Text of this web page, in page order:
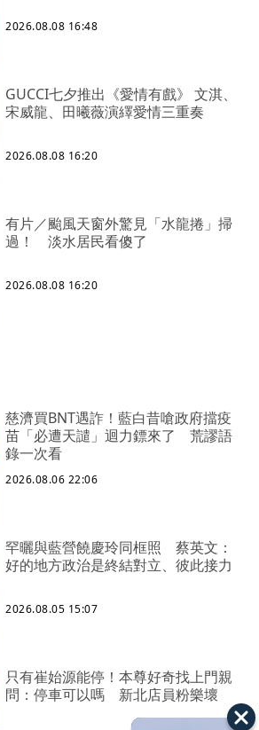
2026.08.08 16:48
GUCCI七夕推出《愛情有戲》 文淇、
宋威龍、田曦薇演繹愛情三重奏
2026.08.08 16:20
有片／颱風天窗外驚見「水龍捲」掃
過！ 淡水居民看傻了
2026.08.08 16:20
慈濟買BNT遇詐！藍白昔嗆政府擋疫
苗「必遭天譴」迴力鏢來了 荒謬語
錄一次看
2026.08.06 22:06
罕曬與藍營饒慶玲同框照 蔡英文：
好的地方政治是終結對立、彼此接力
2026.08.05 15:07
只有崔始源能停！本尊好奇找上門親
問：停車可以嗎 新北店員粉樂壞